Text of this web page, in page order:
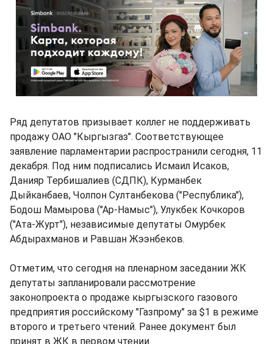
Ряд депутатов призывает коллег не поддерживать
продажу ОАО "Кыргызгаз". Соответствующее
заявление парламентарии распространили сегодня, 11
декабря. Под ним подписались Исмаил Исаков,
Данияр Тербишалиев (СДПК), Курманбек
Дыйканбаев, Чолпон Султанбекова ("Республика"),
Бодош Мамырова ("Ар-Намыс"), Улукбек Кочкоров
("Ата-Журт"), независимые депутаты Омурбек
Абдырахманов и Равшан Жээнбеков.
Отметим, что сегодня на пленарном заседании ЖК
депутаты запланировали рассмотрение
законопроекта о продаже кыргызского газового
предприятия российскому "Газпрому" за $1 в режиме
второго и третьего чтений. Ранее документ был
принят в ЖК в первом чтении.